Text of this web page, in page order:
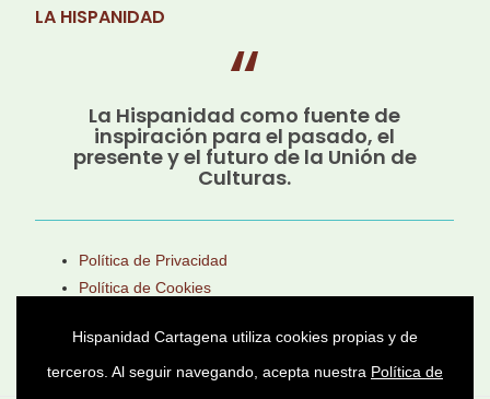
LA HISPANIDAD
La Hispanidad como fuente de
inspiración para el pasado, el
presente y el futuro de la Unión de
Culturas.
Política de Privacidad
Política de Cookies
Hispanidad Cartagena utiliza cookies propias y de
terceros. Al seguir navegando, acepta nuestra Política de